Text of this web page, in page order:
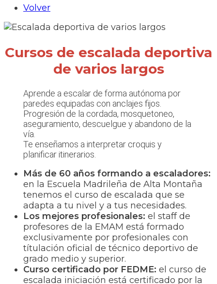
Volver
Cursos de escalada deportiva
de varios largos
Aprende a escalar de forma autónoma por
paredes equipadas con anclajes fijos.
Progresión de la cordada, mosquetoneo,
aseguramiento, descuelgue y abandono de la
vía.
Te enseñamos a interpretar croquis y
planificar itinerarios.
Más de 60 años formando a escaladores:
en la Escuela Madrileña de Alta Montaña
tenemos el curso de escalada que se
adapta a tu nivel y a tus necesidades.
Los mejores profesionales: el staff de
profesores de la EMAM está formado
exclusivamente por profesionales con
títulación oficial de técnico deportivo de
grado medio y superior.
Curso certificado por FEDME: el curso de
escalada iniciación está certificado por la